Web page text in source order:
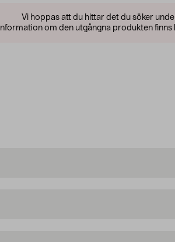
Vi hoppas att du hittar det du söker
Information om den utgångna produkten finns